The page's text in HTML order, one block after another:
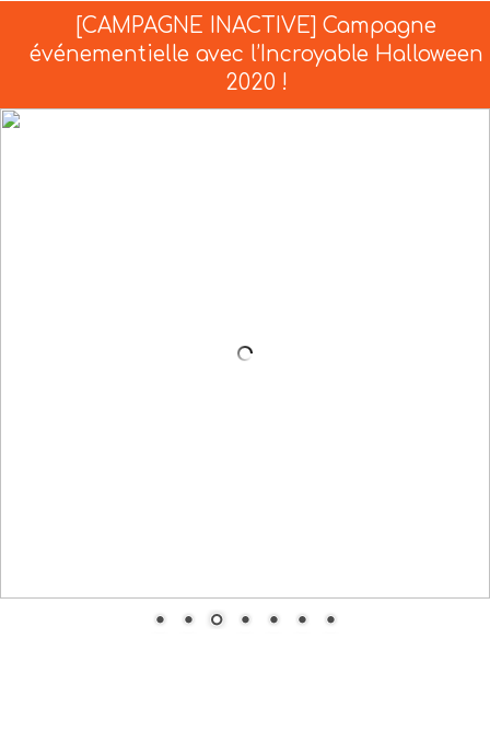
[CAMPAGNE INACTIVE] Campagne
événementielle avec l’Incroyable Halloween
2020 !